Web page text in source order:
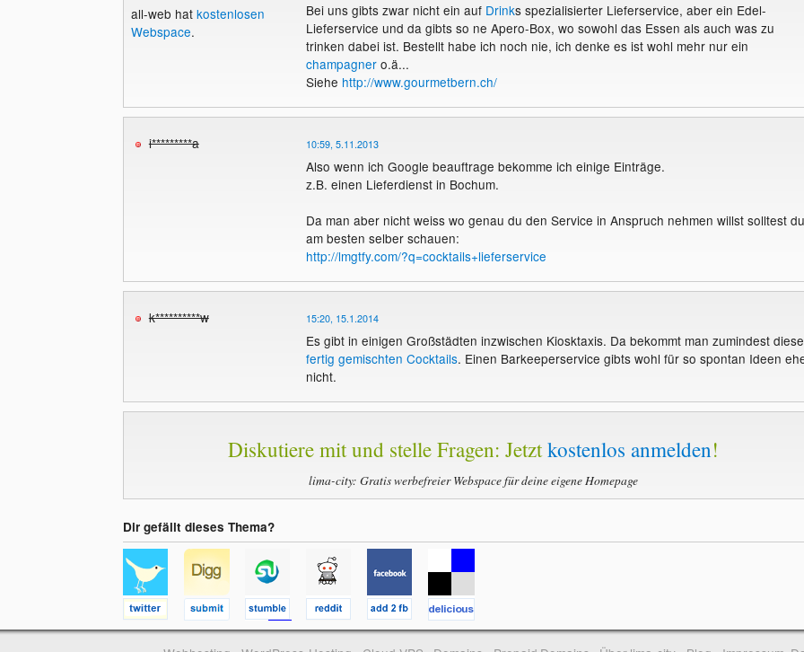
all-web hat kostenlosen
Webspace.
Bei uns gibts zwar nicht ein auf Drinks spezialisierter Lieferservice, aber ein Edel-
Lieferservice und da gibts so ne Apero-Box, wo sowohl das Essen als auch was zu
trinken dabei ist. Bestellt habe ich noch nie, ich denke es ist wohl mehr nur ein
champagnero.ä...
Siehe http://www.gourmetbern.ch/
i*********a 10:59, 5.11.2013
Also wenn ich Google beauftrage bekomme ich einige Einträge.
z.B. einen Lieferdienst in Bochum.
Da man aber nicht weiss wo genau du den Service in Anspruch nehmen willst solltest du
am besten selber schauen:
http://lmgtfy.com/?q=cocktails+lieferservice
k**********w 15:20, 15.1.2014
Es gibt in einigen Großstädten inzwischen Kiosktaxis. Da bekommt man zumindest diese
fertig gemischten Cocktails. Einen Barkeeperservice gibts wohl für so spontan Ideen
nicht.
Diskutiere mit und stelle Fragen: Jetztkostenlos anmelden!
lima-city: Gratis werbefreier Webspace für deine eigene Homepage
Dir gefällt dieses Thema?